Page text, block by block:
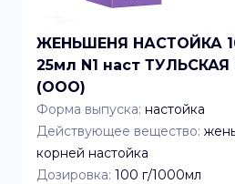
ЖЕНЬШЕНЯ НАСТОЙКА
25мл N1 наст
(ООО)
Форма выпуска: настойка
Действующее вещество:
корней настойка
Дозировка: 100 г/1000мл